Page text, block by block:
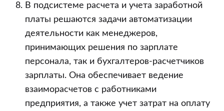
В подсистеме расчета и учета заработной
платы решаются задачи автоматизации
деятельности как менеджеров,
принимающих решения по зарплате
персонала, так и бухгалтеров-расчетчиков
зарплаты. Она обеспечивает ведение
взаиморасчетов с работниками
предприятия, а также учет затрат на оплату